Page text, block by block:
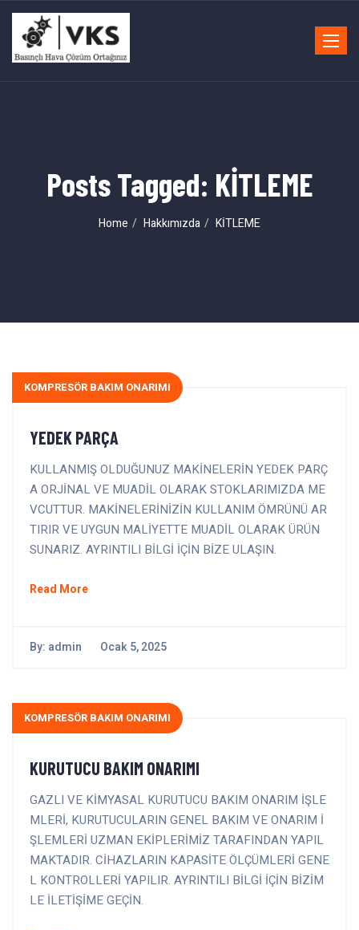
Toggle
Posts Tagged: KİTLEME
Home Hakkımızda KİTLEME
KOMPRESÖR BAKIM ONARIMI
YEDEK PARÇA
KULLANMIŞ OLDUĞUNUZ MAKİNELERİN YEDEK PARÇ
A ORJİNAL VE MUADİL OLARAK STOKLARIMIZDA ME
VCUTTUR. MAKİNELERİNİZİN KULLANIM ÖMRÜNÜ AR
TIRIR VE UYGUN MALİYETTE MUADİL OLARAK ÜRÜN
SUNARIZ. AYRINTILI BİLGİ İÇİN BİZE ULAŞIN.
Read More
By: admin Ocak 5, 2025
KOMPRESÖR BAKIM ONARIMI
KURUTUCU BAKIM ONARIMI
GAZLI VE KİMYASAL KURUTUCU BAKIM ONARIM İŞLE
MLERİ, KURUTUCULARIN GENEL BAKIM VE ONARIM İ
ŞLEMLERİ UZMAN EKİPLERİMİZ TARAFINDAN YAPIL
MAKTADIR. CİHAZLARIN KAPASİTE ÖLÇÜMLERİ GENE
L KONTROLLERİ YAPILIR. AYRINTILI BİLGİ İÇİN BİZİM
LE İLETİŞİME GEÇİN.